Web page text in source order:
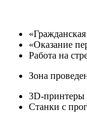
«Оказание
Работа на
Зона
3D-принтеры
Станки с